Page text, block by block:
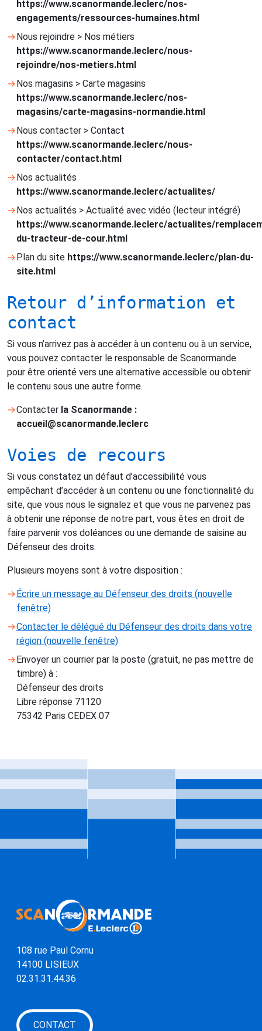
https://www.scanormande.leclerc/nos-
engagements/ressources-humaines.html
Nous rejoindre > Nos métiers
https://www.scanormande.leclerc/nous-
rejoindre/nos-metiers.html
Nos magasins > Carte magasins
https://www.scanormande.leclerc/nos-
magasins/carte-magasins-normandie.html
Nous contacter > Contact
https://www.scanormande.leclerc/nous-
contacter/contact.html
Nos actualités
https://www.scanormande.leclerc/actualites/
Nos actualités > Actualité avec vidéo (lecteur intégré)
https://www.scanormande.leclerc/actualites/
du-tracteur-de-cour.html
Plan du site https://www.scanormande.leclerc/plan-du-
site.html
Retour d’information et
contact
Si vous n’arrivez pas à accéder à un contenu ou à un service,
vous pouvez contacter le responsable de Scanormande
pour être orienté vers une alternative accessible ou obtenir
le contenu sous une autre forme.
Contacter la Scanormande :
accueil@scanormande.leclerc
Voies de recours
Si vous constatez un défaut d’accessibilité vous
empêchant d’accéder à un contenu ou une fonctionnalité du
site, que vous nous le signalez et que vous ne parvenez pas
à obtenir une réponse de notre part, vous êtes en droit de
faire parvenir vos doléances ou une demande de saisine au
Défenseur des droits.
Plusieurs moyens sont à votre disposition :
Écrire un message au Défenseur des droits (nouvelle
fenêtre)
Contacter le délégué du Défenseur des droits dans votre
région (nouvelle fenêtre)
Envoyer un courrier par la poste (gratuit, ne pas mettre de
timbre) à :
Défenseur des droits
Libre réponse 71120
75342 Paris CEDEX 07
Coordonnées et lien vers la
108 rue Paul Cornu
14100 LISIEUX
02.31.31.44.36
CONTACT